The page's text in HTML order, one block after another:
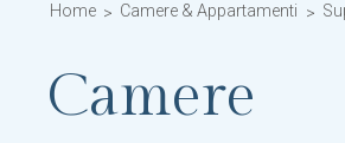
Home Camere & Appartamenti
Camere